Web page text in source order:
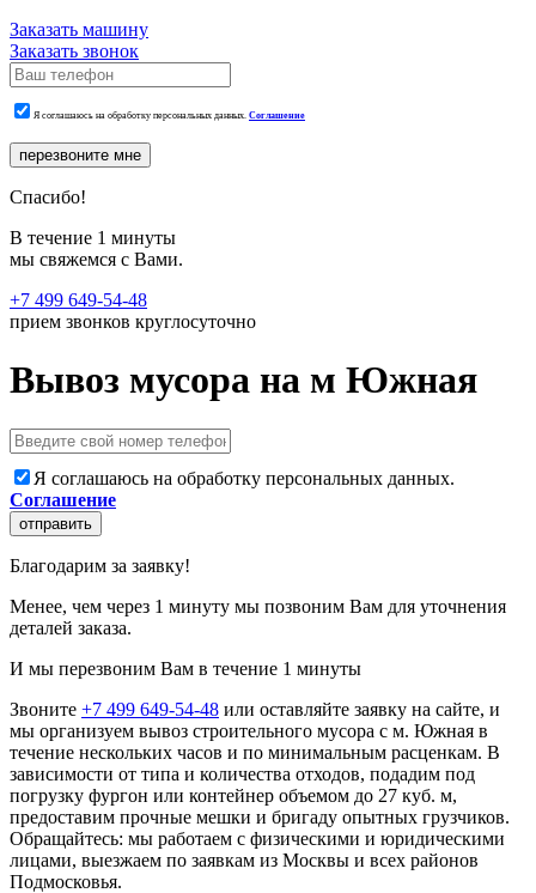
Заказать машину
Заказать звонок
Я соглашаюсь на обработку персональных данных. Соглашение
перезвоните мне
Спасибо!
В течение 1 минуты
мы свяжемся с Вами.
+7 499 649-54-48
прием звонков круглосуточно
Вывоз мусора на м Южная
Я соглашаюсь на обработку персональных данных.
Соглашение
отправить
Благодарим за заявку!
Менее, чем через 1 минуту мы позвоним Вам для уточнения
деталей заказа.
И мы перезвоним Вам в течение 1 минуты
Звоните +7 499 649-54-48 или оставляйте заявку на сайте, и
мы организуем вывоз строительного мусора с м. Южная в
течение нескольких часов и по минимальным расценкам. В
зависимости от типа и количества отходов, подадим под
погрузку фургон или контейнер объемом до 27 куб. м,
предоставим прочные мешки и бригаду опытных грузчиков.
Обращайтесь: мы работаем с физическими и юридическими
лицами, выезжаем по заявкам из Москвы и всех районов
Подмосковья.